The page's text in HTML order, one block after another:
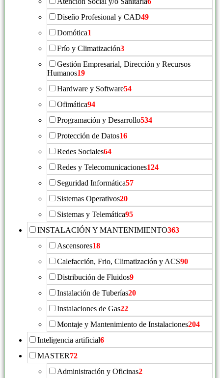
Diseño Profesional y CAD49
Domótica1
Frío y Climatización3
Gestión Empresarial, Dirección y Recursos
Humanos19
Hardware y Software54
Ofimática94
Programación y Desarrollo534
Protección de Datos16
Redes Sociales64
Redes y Telecomunicaciones124
Seguridad Informática57
Sistemas Operativos20
Sistemas y Telemática95
INSTALACIÓN Y MANTENIMIENTO363
Ascensores18
Calefacción, Frio, Climatización y ACS90
Distribución de Fluidos9
Instalación de Tuberías20
Instalaciones de Gas22
Montaje y Mantenimiento de Instalaciones204
Inteligencia artificial6
MASTER72
Administración y Oficinas2